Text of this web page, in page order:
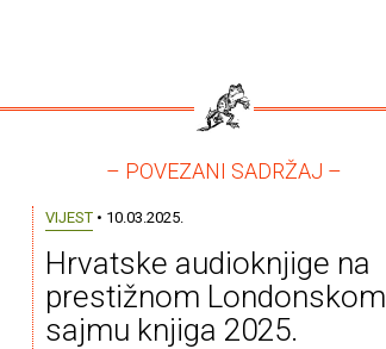
– POVEZANI SADRŽAJ –
VIJEST• 10.03.2025.
Hrvatske audioknjige na
prestižnom Londonskom
sajmu knjiga 2025.